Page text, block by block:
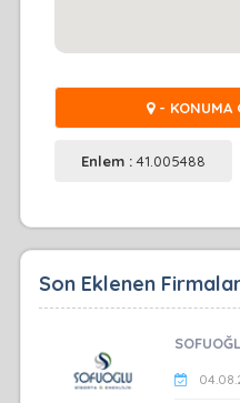
- KONUMA
Enlem :41.005488
Son Eklenen